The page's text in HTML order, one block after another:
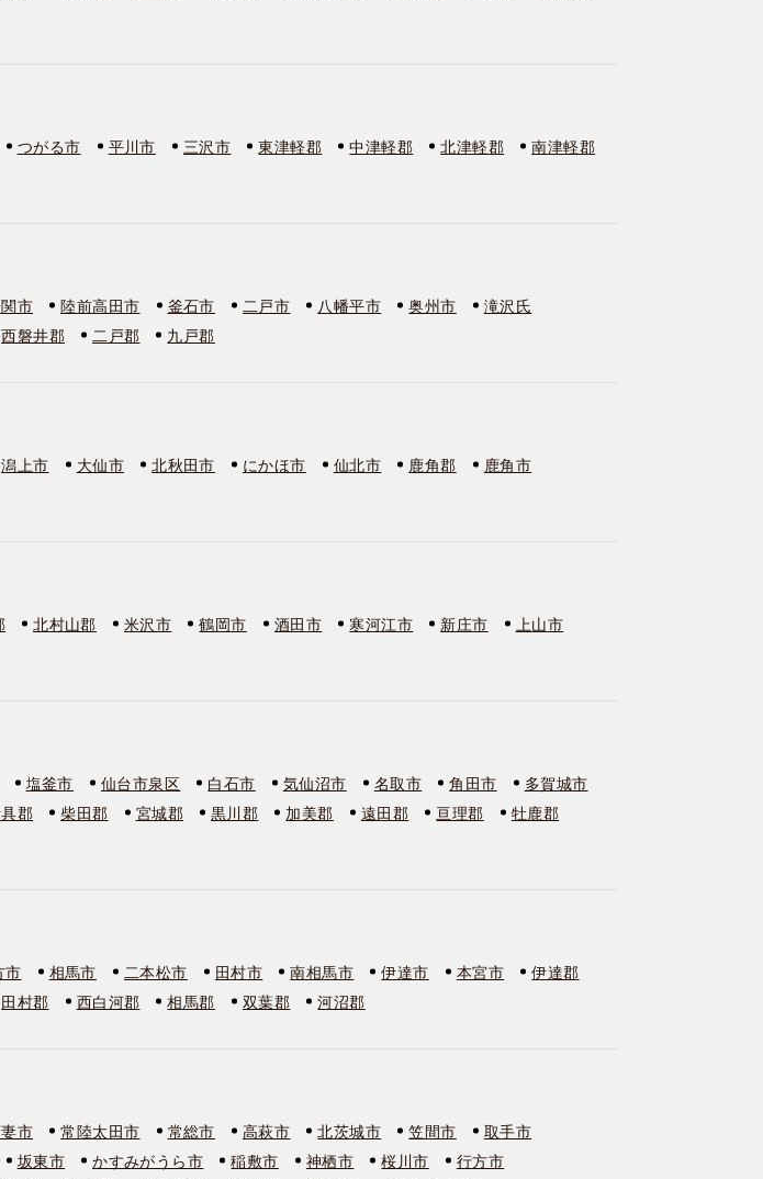
つがる市 平川市 三沢市 東津軽郡 中津軽郡 北津軽郡
南津軽郡
市 陸前高田市 釜石市 二戸市 八幡平市 奥州市
滝沢氏
西磐井郡 二戸郡 九戸郡
潟上市 大仙市 北秋田市 にかほ市 仙北市 鹿角郡
鹿角市
北村山郡 米沢市 鶴岡市 酒田市 寒河江市 新庄市
上山市
塩釜市 仙台市泉区 白石市 気仙沼市 名取市 角田市
多賀城市
郡 柴田郡 宮城郡 黒川郡 加美郡 遠田郡 亘理郡
牡鹿郡
市 相馬市 二本松市 田村市 南相馬市 伊達市 本宮市
伊達郡
田村郡 西白河郡 相馬郡 双葉郡 河沼郡
市 常陸太田市 常総市 高萩市 北茨城市 笠間市
取手市
坂東市 かすみがうら市 稲敷市 神栖市 桜川市
行方市